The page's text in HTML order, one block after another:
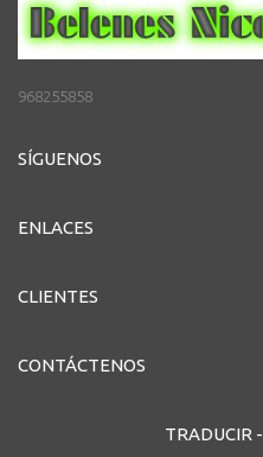
968255858
SÍGUENOS
ENLACES
CLIENTES
CONTÁCTENOS
TRADUCIR -